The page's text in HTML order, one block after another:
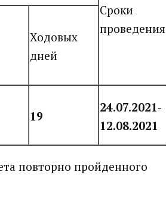
Сроки
проведения
Ходовых
дней
19
24.07.2021-
12.08.2021
повторно пройденного